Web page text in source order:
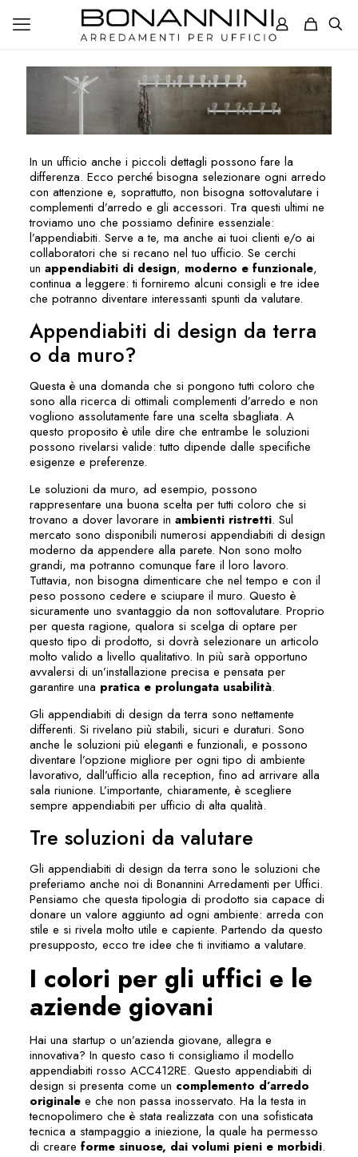
In un ufficio anche i piccoli dettagli possono fare la
differenza. Ecco perché bisogna selezionare ogni arredo
con attenzione e, soprattutto, non bisogna sottovalutare i
complementi d’arredo e gli accessori. Tra questi ultimi ne
troviamo uno che possiamo definire essenziale:
l’appendiabiti. Serve a te, ma anche ai tuoi clienti e/o ai
collaboratori che si recano nel tuo ufficio. Se cerchi
un appendiabiti di design, moderno e funzionale,
continua a leggere: ti forniremo alcuni consigli e tre idee
che potranno diventare interessanti spunti da valutare.
Appendiabiti di design da terra
o da muro?
Questa è una domanda che si pongono tutti coloro che
sono alla ricerca di ottimali complementi d’arredo e non
vogliono assolutamente fare una scelta sbagliata. A
questo proposito è utile dire che entrambe le soluzioni
possono rivelarsi valide: tutto dipende dalle specifiche
esigenze e preferenze.
Le soluzioni da muro, ad esempio, possono
rappresentare una buona scelta per tutti coloro che si
trovano a dover lavorare in ambienti ristretti. Sul
mercato sono disponibili numerosi appendiabiti di design
moderno da appendere alla parete. Non sono molto
grandi, ma potranno comunque fare il loro lavoro.
Tuttavia, non bisogna dimenticare che nel tempo e con il
peso possono cedere e sciupare il muro. Questo è
sicuramente uno svantaggio da non sottovalutare. Proprio
per questa ragione, qualora si scelga di optare per
questo tipo di prodotto, si dovrà selezionare un articolo
molto valido a livello qualitativo. In più sarà opportuno
avvalersi di un’installazione precisa e pensata per
garantire una pratica e prolungata usabilità.
Gli appendiabiti di design da terra sono nettamente
differenti. Si rivelano più stabili, sicuri e duraturi. Sono
anche le soluzioni più eleganti e funzionali, e possono
diventare l’opzione migliore per ogni tipo di ambiente
lavorativo, dall’ufficio alla reception, fino ad arrivare alla
sala riunione. L’importante, chiaramente, è scegliere
sempre appendiabiti per ufficio di alta qualità.
Tre soluzioni da valutare
Gli appendiabiti di design da terra sono le soluzioni che
preferiamo anche noi di Bonannini Arredamenti per Uffici.
Pensiamo che questa tipologia di prodotto sia capace di
donare un valore aggiunto ad ogni ambiente: arreda con
stile e si rivela molto utile e capiente. Partendo da questo
presupposto, ecco tre idee che ti invitiamo a valutare.
I colori per gli uffici e le
aziende giovani
Hai una startup o un’azienda giovane, allegra e
innovativa? In questo caso ti consigliamo il modello
appendiabiti rosso ACC412RE. Questo appendiabiti di
design si presenta come un complemento d’arredo
originalee che non passa inosservato. Ha la testa in
tecnopolimero che è stata realizzata con una sofisticata
tecnica a stampaggio a iniezione, la quale ha permesso
di creare forme sinuose, dai volumi pieni e morbidi.